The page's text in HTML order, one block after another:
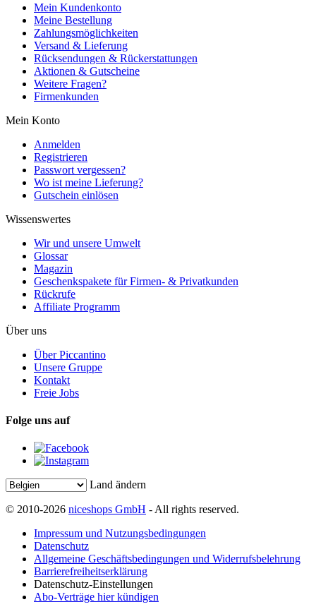
Mein Kundenkonto
Meine Bestellung
Zahlungsmöglichkeiten
Versand & Lieferung
Rücksendungen & Rückerstattungen
Aktionen & Gutscheine
Weitere Fragen?
Firmenkunden
Mein Konto
Anmelden
Registrieren
Passwort vergessen?
Wo ist meine Lieferung?
Gutschein einlösen
Wissenswertes
Wir und unsere Umwelt
Glossar
Magazin
Geschenkspakete für Firmen- & Privatkunden
Rückrufe
Affiliate Programm
Über uns
Über Piccantino
Unsere Gruppe
Kontakt
Freie Jobs
Folge uns auf
Land ändern
© 2010-2026 niceshops GmbH - All rights reserved.
Impressum und Nutzungsbedingungen
Datenschutz
Allgemeine Geschäftsbedingungen und Widerrufsbelehrung
Barrierefreiheitserklärung
Datenschutz-Einstellungen
Abo-Verträge hier kündigen